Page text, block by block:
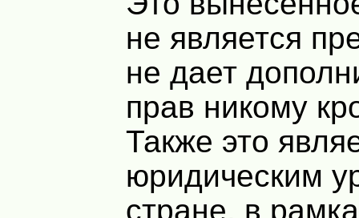
не является
не дает
прав никому
Также это
юридическим
стране, в